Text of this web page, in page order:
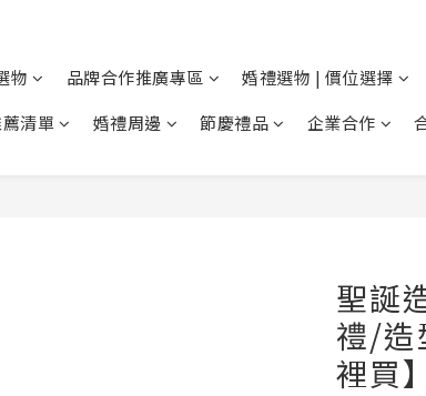
物 品牌合作推廣專區 婚禮選物 | 價位選擇
清單
婚禮周邊 節慶禮品 企業合作
聖誕
禮/造
裡買】